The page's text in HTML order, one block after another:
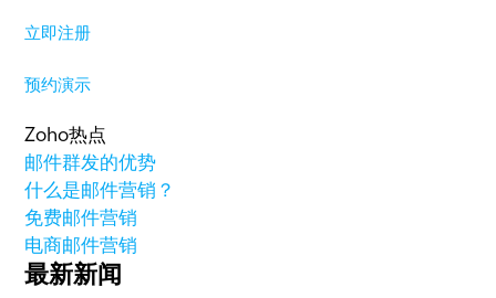
立即注册
预约演示
Zoho热点
邮件群发的优势
什么是邮件营销？
免费邮件营销
电商邮件营销
最新新闻